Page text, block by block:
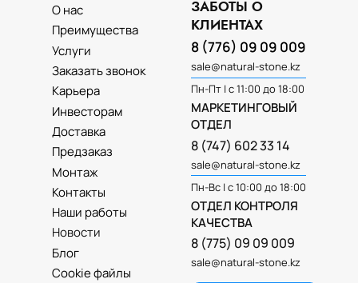
О нас
Преимущества
Услуги
Заказать звонок
Карьера
Инвесторам
Доставка
Предзаказ
Монтаж
Контакты
Наши работы
Новости
Блог
Cookie файлы
ЗАБОТЫ О
КЛИЕНТАХ
8 (776) 09 09 009
sale@natural-stone.kz
Пн-Пт | с 11:00 до 18:00
МАРКЕТИНГОВЫЙ
ОТДЕЛ
8 (747) 602 33 14
sale@natural-stone.kz
Пн-Вс | с 10:00 до 18:00
ОТДЕЛ КОНТРОЛЯ
КАЧЕСТВА
8 (775) 09 09 009
sale@natural-stone.kz